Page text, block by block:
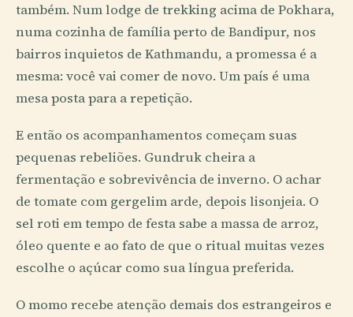
também. Num lodge de trekking acima de Pokhara,
numa cozinha de família perto de Bandipur, nos
bairros inquietos de Kathmandu, a promessa é a
mesma: você vai comer de novo. Um país é uma
mesa posta para a repetição.
E então os acompanhamentos começam suas
pequenas rebeliões. Gundruk cheira a
fermentação e sobrevivência de inverno. O achar
de tomate com gergelim arde, depois lisonjeia. O
sel roti em tempo de festa sabe a massa de arroz,
óleo quente e ao fato de que o ritual muitas vezes
escolhe o açúcar como sua língua preferida.
O momo recebe atenção demais dos estrangeiros e